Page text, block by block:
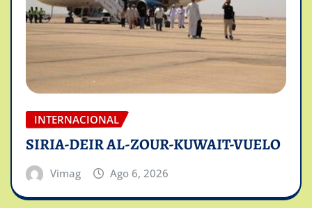
INTERNACIONAL
SIRIA-DEIR AL-ZOUR-KUWAIT-VUELO
Vimag Ago 6, 2026